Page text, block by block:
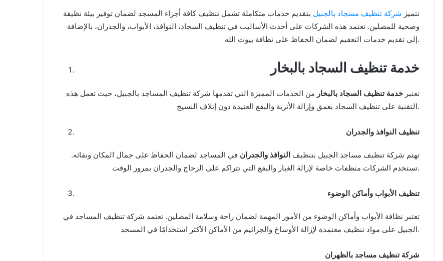
تتميز شركة تنظيف مسجاد بالجبيل بتقديم خدمات متكاملة تشمل تنظيف كافة أجزاء المسجد لضمان توفير بيئة نظيفة
وصحية للمصلين. تعتمد هذه الشركات على أحدث الأساليب في تنظيف السجاد، النوافذ، الأبواب، والجدران، بالإضافة
إلى تقديم خدمات التعقيم لضمان الحفاظ على نظافة بيوت الله.
خدمة تنظيف السجاد بالبخار
تعتبر خدمة تنظيف السجاد بالبخار من الخدمات المميزة التي تقدمها شركة تنظيف المساجد بالجبيل، حيث تعمل هذه
التقنية على تنظيف السجاد بعمق وإزالة الأتربة والبقع العنيدة دون إتلاف النسيج.
تنظيف النوافذ والجدران
تهتم شركة تنظيف مساجد الجبيل بتنظيف النوافذ والجدران في المساجد لضمان الحفاظ على جمال المكان ونقائه.
تستخدم الشركات منظفات خاصة لإزالة الغبار والبقع التي تتراكم على الزجاج والجدران بمرور الوقت.
تنظيف الأبواب وأماكن الوضوء
تعتبر نظافة الأبواب وأماكن الوضوء من الأمور المهمة لضمان راحة وسلامة المصلين. تعتمد شركة تنظيف المساجد في
الجبيل على مواد تنظيف معتمدة لإزالة الأوساخ والجراثيم من الأماكن الأكثر استخدامًا في المسجد.
شركة تنظيف مساجد بالظهران